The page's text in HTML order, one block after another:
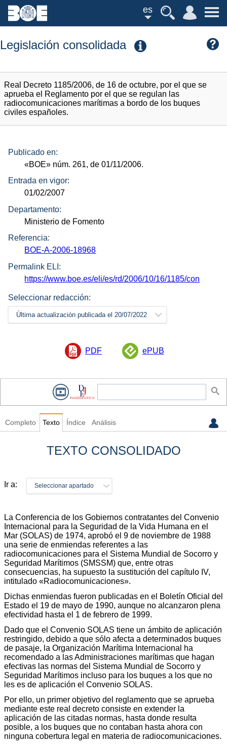
es
Legislación consolidada
Real Decreto 1185/2006, de 16 de octubre, por el que se
aprueba el Reglamento por el que se regulan las
radiocomunicaciones marítimas a bordo de los buques
civiles españoles.
Publicado en:
«BOE» núm. 261, de 01/11/2006.
Entrada en vigor:
01/02/2007
Departamento:
Ministerio de Fomento
Referencia:
BOE-A-2006-18968
Permalink ELI:
https://www.boe.es/eli/es/rd/2006/10/16/1185/con
Seleccionar redacción:
Última actualización publicada el 20/07/2022
PDF ePUB
Completo Texto Índice Análisis
TEXTO CONSOLIDADO
Ir a: Seleccionar apartado
La Conferencia de los Gobiernos contratantes del Convenio
Internacional para la Seguridad de la Vida Humana en el
Mar (SOLAS) de 1974, aprobó el 9 de noviembre de 1988
una serie de enmiendas referentes a las
radiocomunicaciones para el Sistema Mundial de Socorro y
Seguridad Marítimos (SMSSM) que, entre otras
consecuencias, ha supuesto la sustitución del capítulo IV,
intitulado «Radiocomunicaciones».
Dichas enmiendas fueron publicadas en el Boletín Oficial del
Estado el 19 de mayo de 1990, aunque no alcanzaron plena
efectividad hasta el 1 de febrero de 1999.
Dado que el Convenio SOLAS tiene un ámbito de aplicación
restringido, debido a que sólo afecta a determinados buques
de pasaje, la Organización Marítima Internacional ha
recomendado a las Administraciones marítimas que hagan
efectivas las normas del Sistema Mundial de Socorro y
Seguridad Marítimos incluso para los buques a los que no
les es de aplicación el Convenio SOLAS.
Por ello, un primer objetivo del reglamento que se aprueba
mediante este real decreto consiste en extender la
aplicación de las citadas normas, hasta donde resulta
posible, a los buques que no contaban hasta ahora con
ninguna cobertura legal en materia de radiocomunicaciones.